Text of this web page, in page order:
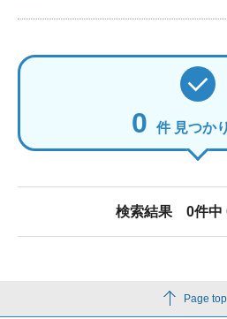
0 件 見つか
検索結果 0件中
Page top